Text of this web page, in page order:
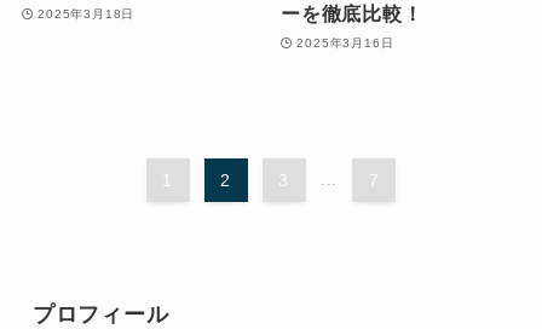
2025年3月18日 ーを徹底比較！
2025年3月16日
1 2 3 7
プロフィール